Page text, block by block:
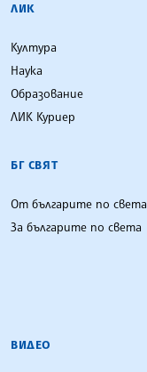
ЛИК
Култура
Наука
Образование
ЛИК Куриер
БГ СВЯТ
От българите по света
За българите по света
ВИДЕО